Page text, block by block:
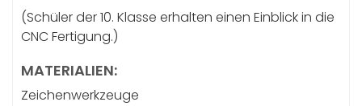
(Schüler der 10. Klasse erhalten einen Einblick in die
CNC Fertigung.)
MATERIALIEN:
Zeichenwerkzeuge